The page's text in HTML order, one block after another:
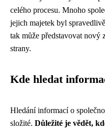
celého procesu. Mnoho
jejich majetek byl
tak může představovat nový
strany.
Kde hledat
Hledání informací o
složité. Důležité je vědět,